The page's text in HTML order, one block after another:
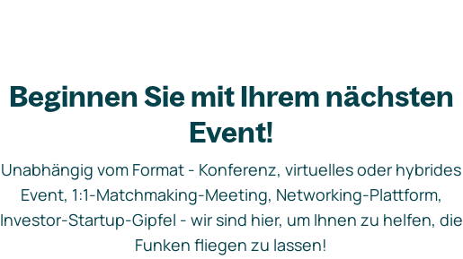
Beginnen Sie mit Ihrem nächsten
Event!
Unabhängig vom Format - Konferenz, virtuelles oder hybrides
Event, 1:1-Matchmaking-Meeting, Networking-Plattform,
Investor-Startup-Gipfel - wir sind hier, um Ihnen zu helfen, die
Funken fliegen zu lassen!